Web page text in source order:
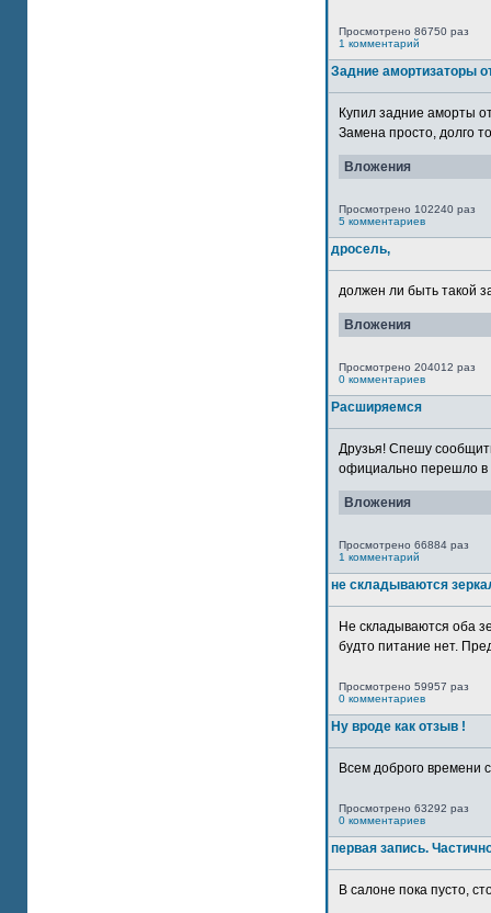
Просмотрено 86750 раз
1 комментарий
Задние амортизаторы
Купил задние аморты
Замена просто, долго
Вложения
Просмотрено 102240 раз
5 комментариев
дросель,
должен ли быть такой
Вложения
Просмотрено 204012 раз
0 комментариев
Расширяемся
Друзья! Спешу
официально перешло в
Вложения
Просмотрено 66884 раз
1 комментарий
не складываются
Не складываются оба
будто питание нет.
Просмотрено 59957 раз
0 комментариев
Ну вроде как отзыв !
Всем доброго времени
Просмотрено 63292 раз
0 комментариев
первая запись.
В салоне пока пусто,